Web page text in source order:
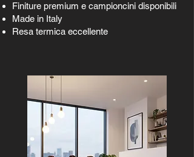
Finiture premium e campioncini disponibili
Made in Italy
Resa termica eccellente